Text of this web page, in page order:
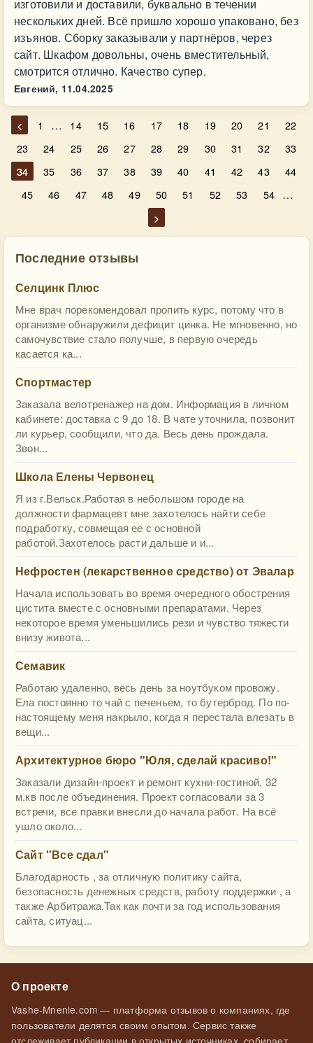
изготовили и доставили, буквально в течении
нескольких дней. Всё пришло хорошо упаковано, без
изъянов. Сборку заказывали у партнёров, через
сайт. Шкафом довольны, очень вместительный,
смотрится отлично. Качество супер.
Евгений, 11.04.2025
< 1 … 14 15 16 17 18 19 20 21
22
23
24 25 26 27 28 29 30 31 32
33
34
35 36 37 38 39 40 41 42 43
44
45
46 47 48 49 50 51 52 53 54 …
>
Последние отзывы
Селцинк Плюс
Мне врач порекомендовал пропить курс, потому что в
организме обнаружили дефицит цинка. Не мгновенно, но
самочувствие стало получше, в первую очередь
касается ка...
Спортмастер
Заказала велотренажер на дом. Информация в личном
кабинете: доставка с 9 до 18. В чате уточнила, позвонит
ли курьер, сообщили, что да. Весь день прождала.
Звон...
Школа Елены Червонец
Я из г.Вельск.Работая в небольшом городе на
должности фармацевт мне захотелось найти себе
подработку, совмещая ее с основной
работой.Захотелось расти дальше и и...
Нефростен (лекарственное средство) от Эвалар
Начала использовать во время очередного обострения
цистита вместе с основными препаратами. Через
некоторое время уменьшились рези и чувство тяжести
внизу живота...
Семавик
Работаю удаленно, весь день за ноутбуком провожу.
Ела постоянно то чай с печеньем, то бутерброд. По по-
настоящему меня накрыло, когда я перестала влезать в
вещи...
​Архитектурное бюро "Юля, сделай красиво!"
Заказали дизайн-проект и ремонт кухни-гостиной, 32
м.кв после объединения. Проект согласовали за 3
встречи, все правки внесли до начала работ. На всё
ушло около...
Сайт "Все сдал"
Благодарность , за отличную политику сайта,
безопасность денежных средств, работу поддержки , а
также Арбитража.Так как почти за год использования
сайта, ситуац...
О проекте
Vashe-Mnenie.com — платформа отзывов о компаниях, где
пользователи делятся своим опытом. Сервис также
отслеживает публикации в открытых источниках, собирает